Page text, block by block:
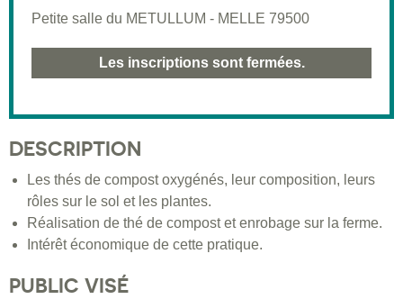
Petite salle du METULLUM - MELLE 79500
Les inscriptions sont fermées.
DESCRIPTION
Les thés de compost oxygénés, leur composition, leurs
rôles sur le sol et les plantes.
Réalisation de thé de compost et enrobage sur la ferme.
Intérêt économique de cette pratique.
PUBLIC VISÉ